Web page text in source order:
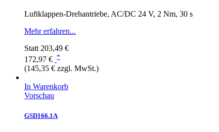
Luftklappen-Drehantriebe, AC/DC 24 V, 2 Nm, 30 s
Mehr erfahren...
Statt 203,49 €
172,97 € *
(145,35 € zzgl. MwSt.)
In Warenkorb
Vorschau
GSD166.1A